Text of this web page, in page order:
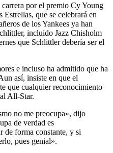
por el premio Cy Young
que se celebrará en
de los Yankees ya han
incluido Jazz Chisholm
que Schlittler debería ser el
e incluso ha admitido que ha
así, insiste en que el
que cualquier reconocimiento
All-Star.
no me preocupa», dijo
de verdad es
de forma constante, y si
pues genial».